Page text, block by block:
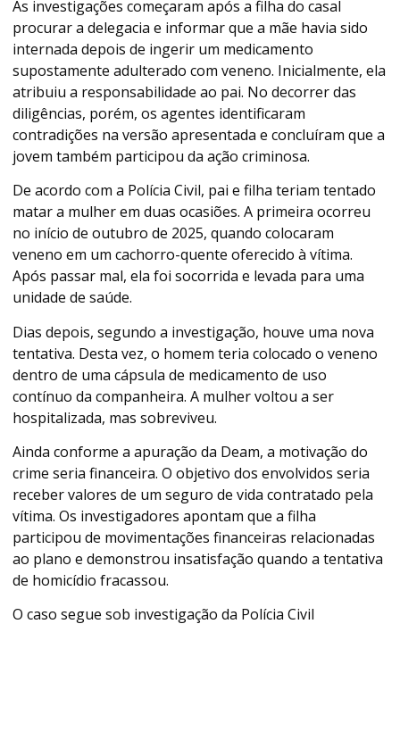
As investigações começaram após a filha do casal
procurar a delegacia e informar que a mãe havia sido
internada depois de ingerir um medicamento
supostamente adulterado com veneno. Inicialmente, ela
atribuiu a responsabilidade ao pai. No decorrer das
diligências, porém, os agentes identificaram
contradições na versão apresentada e concluíram que a
jovem também participou da ação criminosa.
De acordo com a Polícia Civil, pai e filha teriam tentado
matar a mulher em duas ocasiões. A primeira ocorreu
no início de outubro de 2025, quando colocaram
veneno em um cachorro-quente oferecido à vítima.
Após passar mal, ela foi socorrida e levada para uma
unidade de saúde.
Dias depois, segundo a investigação, houve uma nova
tentativa. Desta vez, o homem teria colocado o veneno
dentro de uma cápsula de medicamento de uso
contínuo da companheira. A mulher voltou a ser
hospitalizada, mas sobreviveu.
Ainda conforme a apuração da Deam, a motivação do
crime seria financeira. O objetivo dos envolvidos seria
receber valores de um seguro de vida contratado pela
vítima. Os investigadores apontam que a filha
participou de movimentações financeiras relacionadas
ao plano e demonstrou insatisfação quando a tentativa
de homicídio fracassou.
O caso segue sob investigação da Polícia Civil